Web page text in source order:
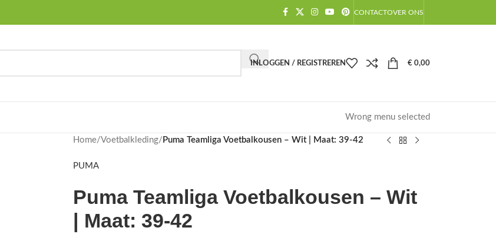
CONTACTOVER ONS
INLOGGEN / REGISTREREN € 0,00
Wrong menu selected
Home/Voetbalkleding/ Puma Teamliga Voetbalkousen – Wit | Maat: 39-42
PUMA
Puma Teamliga Voetbalkousen – Wit
| Maat: 39-42